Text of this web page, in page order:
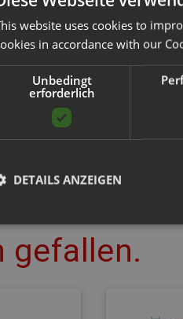
gefallen.
website uses cookies to
in accordance with our
Unbedingt
erforderlich
DETAILS ANZEIGEN